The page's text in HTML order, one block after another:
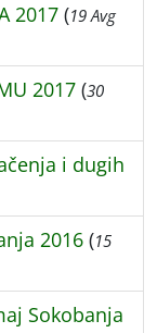
2017 (19 Avg
2017 (30
i dugih
2016 (15
Sokobanja